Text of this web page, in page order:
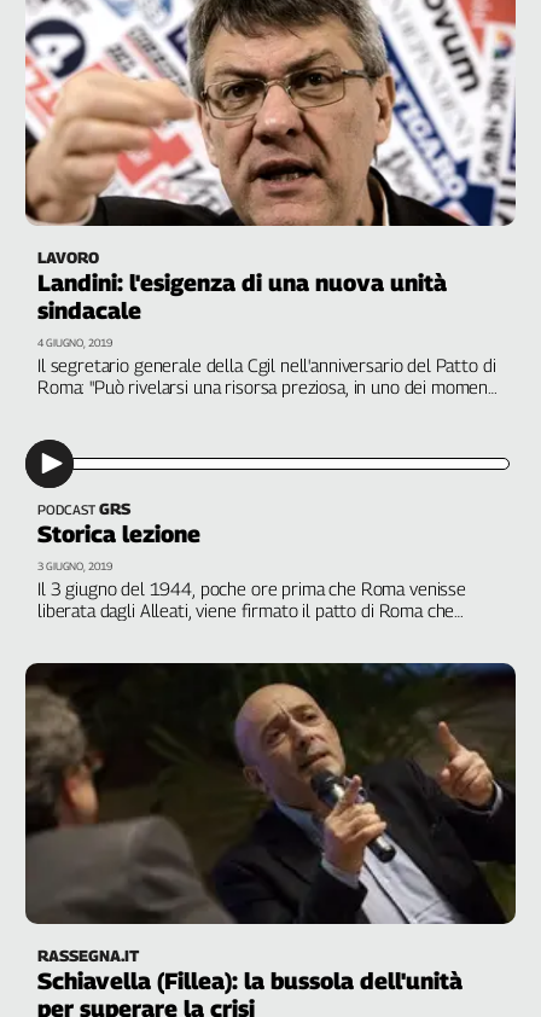
Lavoro
Territori
Abruzzo-
Molise
Alto
Adige
Basilicata
Calabria
Campania
Emilia-
Romagna
Friuli
Venezia
Lazio
Liguria
Lombardia
Marche
Piemonte
Puglia
Sicilia
Toscana
Trentino
Umbria
Valle
D'Aosta
Archivio
Storico
1955-
2014
LAVORO
Landini: l'esigenza di una nuova unità
sindacale
Il segretario generale della Cgil nell'anniversario del Patto di
Roma: "Può rivelarsi una risorsa preziosa, in uno dei momenti
contrattazione
4 GIUGNO, 2019
PODCAST GRS
Storica lezione
Il 3 giugno del 1944, poche ore prima che Roma venisse
liberata dagli Alleati, viene firmato il patto di Roma che
3 GIUGNO, 2019
RASSEGNA.IT
Schiavella (Fillea): la bussola dell'unità
per superare la crisi